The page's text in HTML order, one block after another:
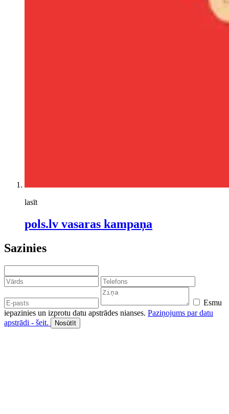
lasīt
pols.lv vasaras kampaņa
Sazinies
Esmu
iepazinies un izprotu datu apstrādes nianses. Paziņojums par datu
apstrādi - šeit.
Nosūtīt